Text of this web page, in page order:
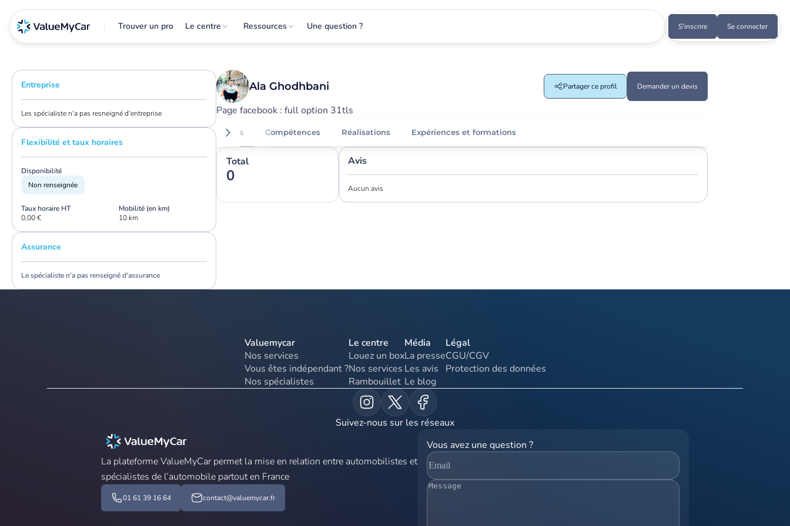
Trouver un pro Le centre Ressources Une question ? S'inscrire Se connecter
Entreprise
Les spécialiste n'a pas resneigné d'entreprise
Flexibilité et taux horaires
Disponibilité
Non renseignée
Taux horaire HT
0,00 €
Mobilité (en km)
10 km
Assurance
Le spécialiste n'a pas renseigné d'assurance
Ala Ghodhbani Partager ce profil Demander un devis
Page facebook : full option 31tls
Avis Compétences Réalisations Expériences et formations
Total
0
Avis
Aucun avis
Valuemycar
Nos services
Vous êtes indépendant ?
Nos spécialistes
Le centre
Louez un box
Nos services
Rambouillet
Média
La presse
Les avis
Le blog
Légal
CGU/CGV
Protection des données
Suivez-nous sur les réseaux
La plateforme ValueMyCar permet la mise en relation entre automobilistes et
spécialistes de l’automobile partout en France
01 61 39 16 64 contact@valuemycar.fr
Vous avez une question ?